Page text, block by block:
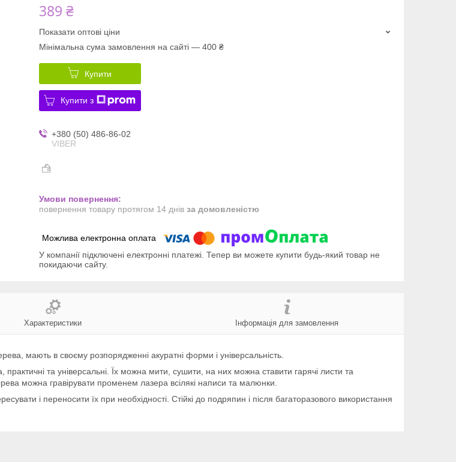
389 ₴
Показати оптові ціни
Мінімальна сума замовлення на сайті — 400 ₴
Купити
Купити з
+380 (50) 486-86-02
VIBER
повернення товару протягом 14 днів за домовленістю
У компанії підключені електронні платежі. Тепер ви можете купити будь-який товар не
покидаючи сайту.
Характеристики Інформація для замовлення
мають в своєму розпорядженні акуратні форми і універсальність.
та універсальні. Їх можна мити, сушити, на них можна ставити гарячі листи та
можна гравірувати променем лазера всілякі написи та малюнки.
і переносити їх при необхідності. Стійкі до подряпин і після багаторазового використання